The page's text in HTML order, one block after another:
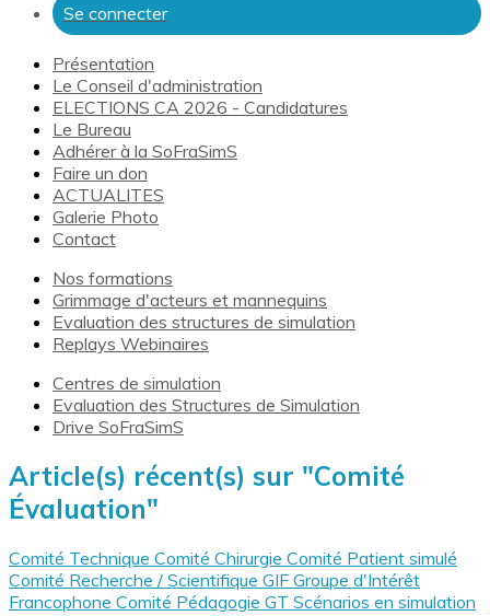
Se connecter
Présentation
Le Conseil d'administration
ELECTIONS CA 2026 - Candidatures
Le Bureau
Adhérer à la SoFraSimS
Faire un don
ACTUALITES
Galerie Photo
Contact
Nos formations
Grimmage d'acteurs et mannequins
Evaluation des structures de simulation
Replays Webinaires
Centres de simulation
Evaluation des Structures de Simulation
Drive SoFraSimS
Article(s) récent(s) sur "Comité
Évaluation"
Comité Technique Comité Chirurgie Comité Patient simulé
Comité Recherche / Scientifique GIF Groupe d'Intérêt
Francophone Comité Pédagogie GT Scénarios en simulation